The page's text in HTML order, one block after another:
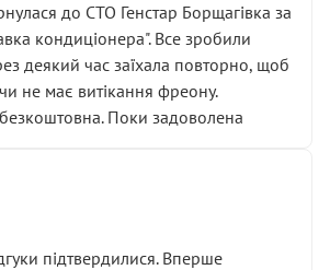
до СТО Генстар Борщагівка за
кондиціонера". Все зробили
деякий час заїхала повторно, щоб
не має витікання фреону.
Поки задоволена
підтвердилися. Вперше